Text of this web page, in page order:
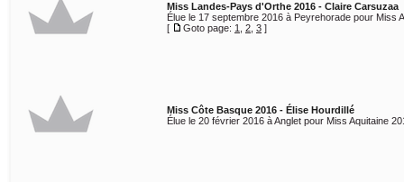
Miss Landes-Pays d'Orthe 2016 - Claire Carsuzaa
Élue le 17 septembre 2016 à Peyrehorade pour Miss
[
Goto page: 1 2 3 ]
Miss Côte Basque 2016 - Élise Hourdillé
Élue le 20 février 2016 à Anglet pour Miss Aquitaine